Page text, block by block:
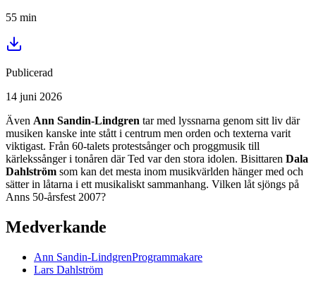
55 min
Publicerad
14 juni 2026
Även Ann Sandin-Lindgren tar med lyssnarna genom sitt liv där
musiken kanske inte stått i centrum men orden och texterna varit
viktigast. Från 60-talets protestsånger och proggmusik till
kärlekssånger i tonåren där Ted var den stora idolen. Bisittaren Dala
Dahlström som kan det mesta inom musikvärlden hänger med och
sätter in låtarna i ett musikaliskt sammanhang. Vilken låt sjöngs på
Anns 50-årsfest 2007?
Medverkande
Ann Sandin-LindgrenProgrammakare
Lars Dahlström